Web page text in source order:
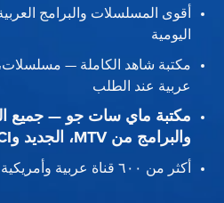
أقوى المسلسلات والبرامج
اليومية
مكتبة شاهد الكاملة — مسلسلات،
عربية عند الطلب
مكتبة ماي سات جو — جميع
والبرامج من MTV، الجديد وLBCI
أكثر من ٦٠٠ قناة عربية وأمريكية مجانية